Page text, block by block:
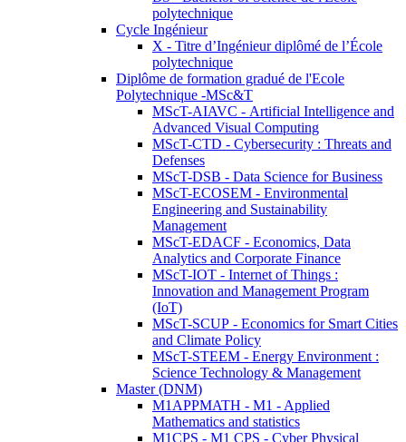
polytechnique
Cycle Ingénieur
X - Titre d’Ingénieur diplômé de l’École
polytechnique
Diplôme de formation gradué de l'Ecole
Polytechnique -MSc&T
MScT-AIAVC - Artificial Intelligence and
Advanced Visual Computing
MScT-CTD - Cybersecurity : Threats and
Defenses
MScT-DSB - Data Science for Business
MScT-ECOSEM - Environmental
Engineering and Sustainability
Management
MScT-EDACF - Economics, Data
Analytics and Corporate Finance
MScT-IOT - Internet of Things :
Innovation and Management Program
(IoT)
MScT-SCUP - Economics for Smart Cities
and Climate Policy
MScT-STEEM - Energy Environment :
Science Technology & Management
Master (DNM)
M1APPMATH - M1 - Applied
Mathematics and statistics
M1CPS - M1 CPS - Cyber Physical